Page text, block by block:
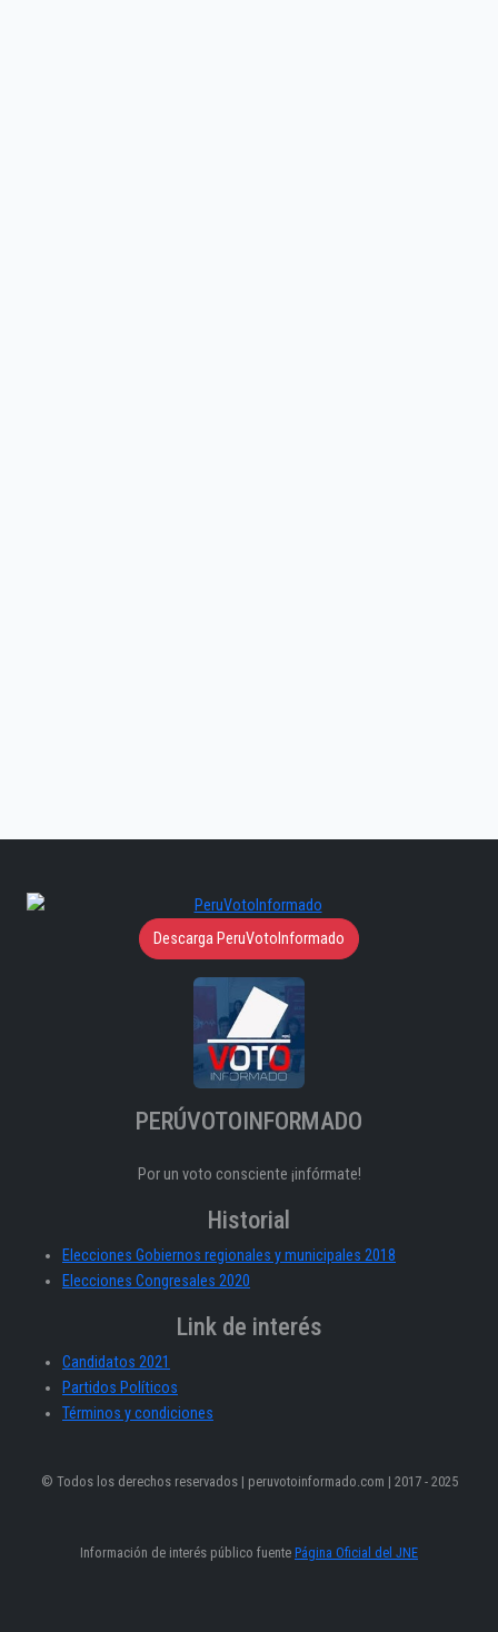
Descarga PeruVotoInformado
PERÚVOTOINFORMADO
Por un voto consciente ¡infórmate!
Historial
Elecciones Gobiernos regionales y municipales 2018
Elecciones Congresales 2020
Link de interés
Candidatos 2021
Partidos Políticos
Términos y condiciones
© Todos los derechos reservados | peruvotoinformado.com | 2017 - 2025
Información de interés público fuente Página Oficial del JNE